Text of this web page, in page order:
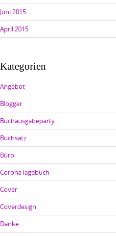
Juni 2015
April 2015
Kategorien
Angebot
Blogger
Buchausgabeparty
Buchsatz
Büro
CoronaTagebuch
Cover
Coverdesign
Danke